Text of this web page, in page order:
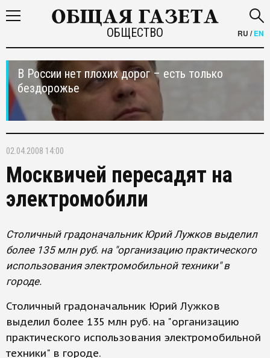
ОБЩЕСТВО RU /EN
В России нет плохих дорог – есть только
бездорожье
02.04.2008 14:00
Москвичей пересадят на
электромобили
Столичный градоначальник Юрий Лужков выделил
более 135 млн руб. на "организацию практического
использования электромобильной техники" в
городе.
Столичный градоначальник Юрий Лужков
выделил более 135 млн руб. на "организацию
практического использования электромобильной
техники" в городе.